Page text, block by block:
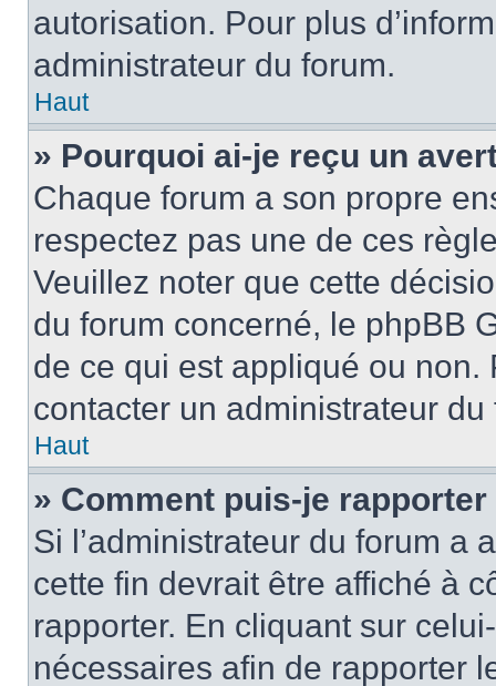
autorisation. Pour plus
administrateur du forum.
Haut
» Pourquoi ai-je reçu un
Chaque forum a son propre
respectez pas une de ces
Veuillez noter que cette
du forum concerné, le phpBB
de ce qui est appliqué ou non.
contacter un administrateur du
Haut
» Comment puis-je
Si l’administrateur du forum a
cette fin devrait être affiché à
rapporter. En cliquant sur
nécessaires afin de rapporter